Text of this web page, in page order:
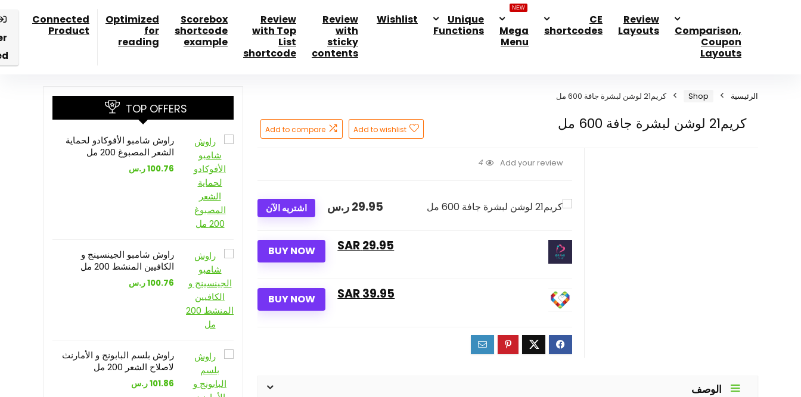
Comparison,
Coupon
Layouts
Review
Layouts
CE
shortcodes
Mega
Menu
NEW
Unique
Functions
Wishlist
Review
with
sticky
contents
Review
with Top
List
shortcode
Scorebox
shortcode
example
Optimized
for
reading
Connected
Product
الرئيسية Shop كريم21 لوشن لبشرة جافة 600 مل
كريم21 لوشن لبشرة جافة 600 مل Add to wishlist
Add to compare
Add your review
4
اشتريه الآن 29.95ر.س
BUY NOW 29.95 SAR
BUY NOW 39.95 SAR
الوصف
TOP OFFERS
راوش شامبو الأفوكادو لحماية
الشعر المصبوغ 200 مل
100.76ر.س
راوش شامبو الجينسينج و
الكافيين المنشط 200 مل
100.76ر.س
راوش بلسم البابونج و الأمارنث
لاصلاح الشعر 200 مل
101.86ر.س